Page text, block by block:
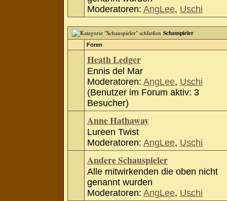
Moderatoren: AngLee, Uschi
Schauspieler
Foren
Heath Ledger
Ennis del Mar
Moderatoren: AngLee, Uschi
(Benutzer im Forum aktiv: 3
Besucher)
Anne Hathaway
Lureen Twist
Moderatoren: AngLee, Uschi
Andere Schauspieler
Alle mitwirkenden die oben nicht
genannt wurden
Moderatoren: AngLee, Uschi